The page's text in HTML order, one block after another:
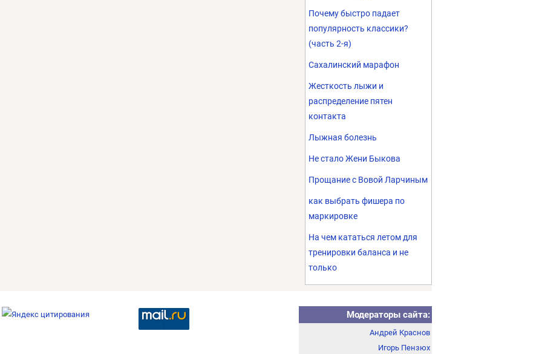
Почему быстро падает
популярность классики?
(часть 2-я)
Сахалинский марафон
Жесткость лыжи и
распределение пятен
контакта
Лыжная болезнь
Не стало Жени Быкова
Прощание с Вовой Ларчиным
как выбрать фишера по
маркировке
На чем кататься летом для
тренировки баланса и не
только
Модераторы сайта:
Андрей Краснов
Игорь Пензюх